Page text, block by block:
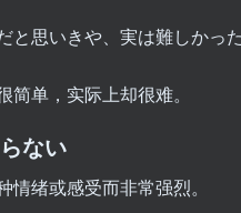
と思いきや、実は難しかっ
简单，实际上却很难。
ない
情绪或感受而非常强烈。